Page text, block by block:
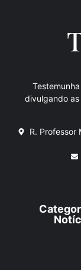
divulgando as
R. Professor